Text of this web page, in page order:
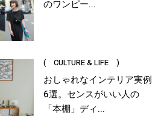
のワンピー...
( CULTURE & LIFE )
おしゃれなインテリア実例
6選。センスがいい人の
「本棚」ディ...